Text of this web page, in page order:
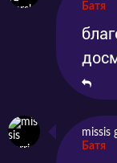
Батя
missis
Батя